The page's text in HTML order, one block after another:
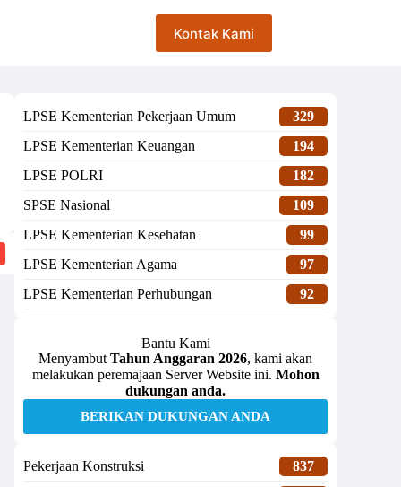
Kontak Kami
LPSE Kementerian Pekerjaan Umum
329
LPSE Kementerian Keuangan
194
LPSE POLRI
182
SPSE Nasional
109
LPSE Kementerian Kesehatan
99
LPSE Kementerian Agama
97
LPSE Kementerian Perhubungan
92
Bantu Kami
Menyambut Tahun Anggaran 2026, kami akan
melakukan peremajaan Server Website ini. Mohon
dukungan anda.
BERIKAN DUKUNGAN ANDA
Pekerjaan Konstruksi
837